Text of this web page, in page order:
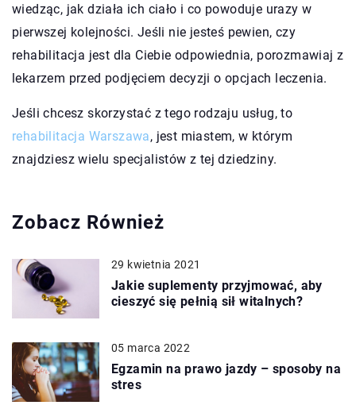
wiedząc, jak działa ich ciało i co powoduje urazy w
pierwszej kolejności. Jeśli nie jesteś pewien, czy
rehabilitacja jest dla Ciebie odpowiednia, porozmawiaj z
lekarzem przed podjęciem decyzji o opcjach leczenia.
Jeśli chcesz skorzystać z tego rodzaju usług, to
rehabilitacja Warszawa, jest miastem, w którym
znajdziesz wielu specjalistów z tej dziedziny.
Zobacz Również
29 kwietnia 2021
Jakie suplementy przyjmować, aby
cieszyć się pełnią sił witalnych?
05 marca 2022
Egzamin na prawo jazdy – sposoby na
stres